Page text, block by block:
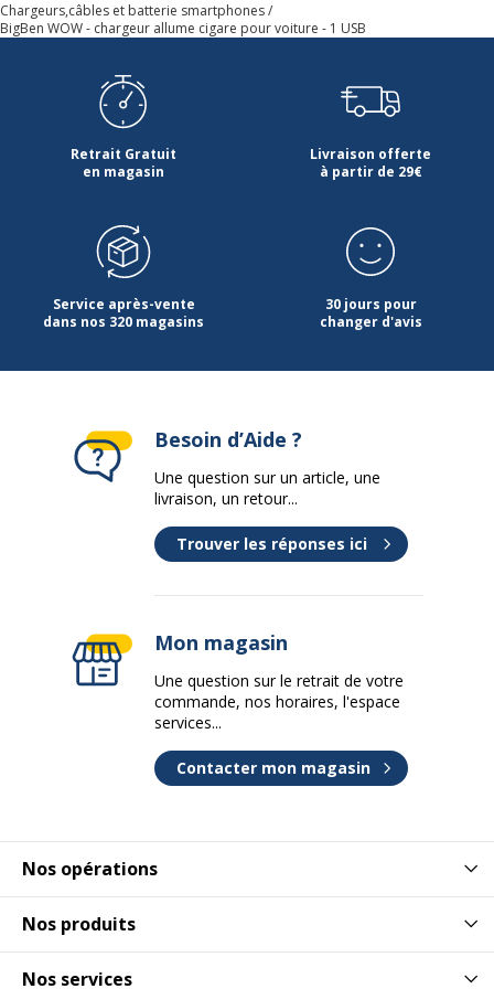
Code barre maitre 3571211395300
Référence produit fabricant
Caractéristiques environnementales
Impact environnemental
Garantie
Garantie
Garanties légales
Chargeurs,câbles et batterie smartphones
BigBen WOW - chargeur allume cigare pour voiture - 1 USB
Retrait Gratuit
en magasin
Livraison offerte
à partir de 29€
Service après-vente
dans nos 320 magasins
30 jours pour
changer d'avis
Nos opérations
Nos produits
Nos services
Besoin d’Aide ?
Une question sur un article, une
livraison, un retour...
Trouver les réponses ici
Mon magasin
Une question sur le retrait de votre
commande, nos horaires, l'espace
services...
Contacter mon magasin